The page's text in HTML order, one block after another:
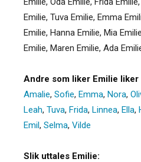
Emilie, Tuva Emilie, Emma
Emilie, Hanna Emilie, Mia
Emilie, Maren Emilie, Ada
Andre som liker Emilie liker
Amalie, Sofie, Emma, Nora,
Leah, Tuva, Frida, Linnea, Ella,
Emil, Selma, Vilde
Slik uttales Emilie: